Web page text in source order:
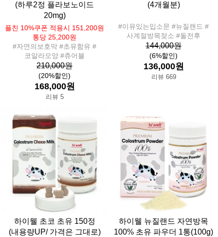
(하루2정 플라보노이드
20mg)
플친 10%쿠폰 적용시 151,200원
통당 25,200원
#자연의보호막 #초유함유 #
코알라모양 #츄어블
210,000원
(20%할인)
168,000원
리뷰 5
(4개월분)
#이유있는입소문 #뉴질랜드 #
사계절방목젖소 #돌전후
144,000원
(6%할인)
136,000원
리뷰 669
하이웰 초코 초유 150정
(내용량UP/ 가격은 그대로)
하이웰 뉴질랜드 자연방목
100% 초유 파우더 1통(100g)